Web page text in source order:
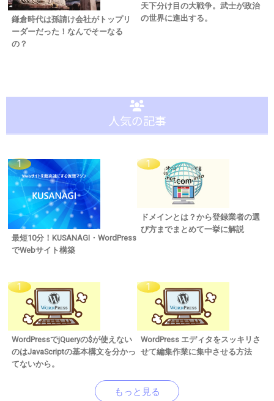
鎌倉時代は孫請け会社がトップリ
ーダーだった！なんでそーなる
の？
天下分け目の大戦争。武士が政治
の世界に進出する。
人気の記事
最短10分！KUSANAGI・WordPress
でWebサイト構築
ドメインとは？から登録業者の選
び方までまとめて一挙に解説
WordPressでjQueryの$が使えない
のはJavaScriptの基本構文を分かっ
てないから。
WordPress エディタをスッキリさ
せて編集作業に集中させる方法
もっと見る